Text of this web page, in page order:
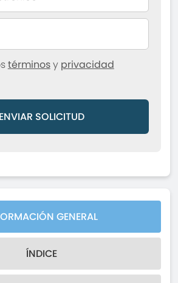
términosy privacidad
ENVIAR SOLICITUD
GENERAL
ÍNDICE